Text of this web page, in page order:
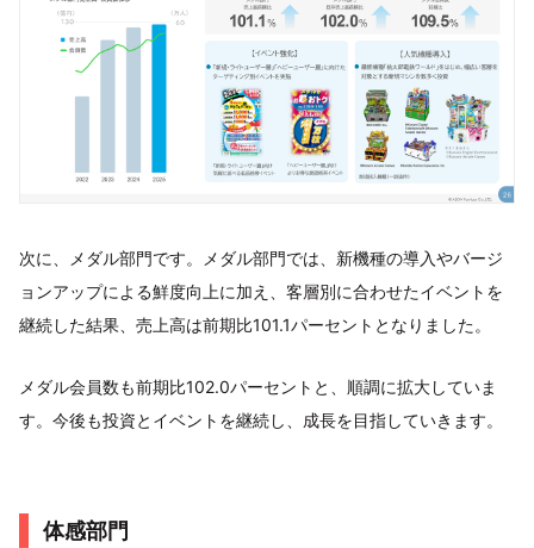
次に、メダル部門です。メダル部門では、新機種の導入やバージ
ョンアップによる鮮度向上に加え、客層別に合わせたイベントを
継続した結果、売上高は前期比101.1パーセントとなりました。
メダル会員数も前期比102.0パーセントと、順調に拡大していま
す。今後も投資とイベントを継続し、成長を目指していきます。
体感部門